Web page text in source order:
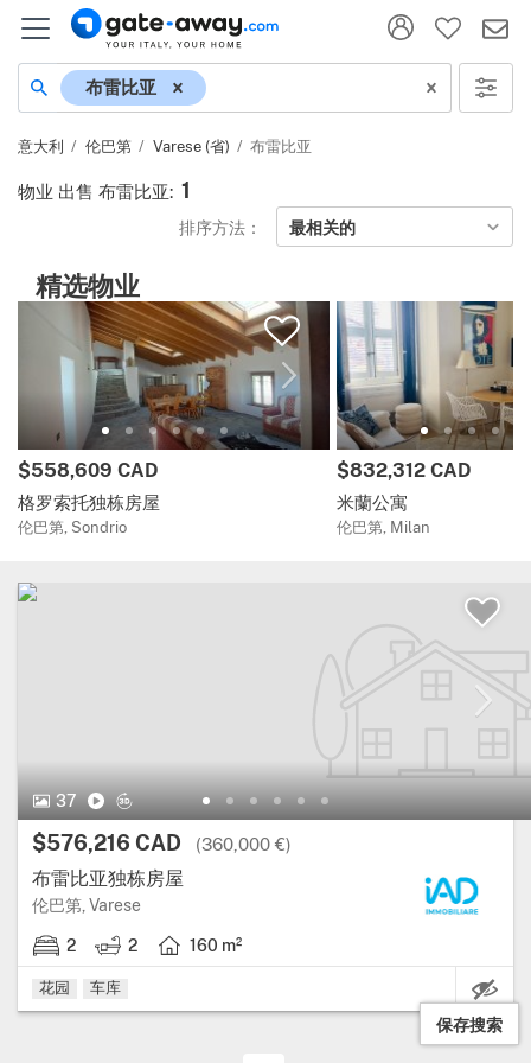
地名
布雷比亚
意大利 伦巴第 Varese (省) 布雷比亚
物业 出售 布雷比亚: 1
排序方法： 最相关的
精选物业
价格:
$558,609 CAD
格罗索托独栋房屋
伦巴第, Sondrio
价格:
$832,312 CAD
米蘭公寓
伦巴第, Milan
37
37 图片.视频虚拟旅游
价格:
$576,216 CAD (360,000 €)
布雷比亚独栋房屋
伦巴第, Varese大区: 伦巴第, 省: Varese.
2
2 卧室. 2
2 浴室. 160 m²
房屋面积: 160 平方米.
花园 车库
保存搜索